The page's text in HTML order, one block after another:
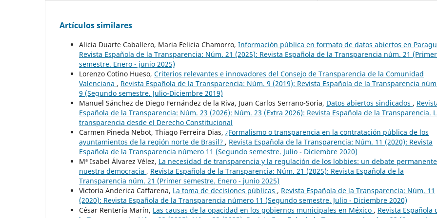
Artículos similares
Alicia Duarte Caballero, Maria Felicia Chamorro, Información pública en formato de datos abiertos en
Revista Española de la Transparencia: Núm. 21 (2025): Revista Española de la Transparencia núm. 21 (Primer
semestre. Enero - junio 2025)
Lorenzo Cotino Hueso, Criterios relevantes e innovadores del Consejo de Transparencia de la Comunidad
Valenciana , Revista Española de la Transparencia: Núm. 9 (2019): Revista Española de la Transparencia
9 (Segundo semestre. Julio-Diciembre 2019)
Manuel Sánchez de Diego Fernández de la Riva, Juan Carlos Serrano-Soria, Datos abiertos sindicados ,
Española de la Transparencia: Núm. 23 (2026): Núm. 23 (Extra 2026): Revista Española de la Transparencia.
transparencia desde el Derecho Constitucional
Carmen Pineda Nebot, Thiago Ferreira Dias, ¿Formalismo o transparencia en la contratación pública de los
ayuntamientos de la región norte de Brasil? , Revista Española de la Transparencia: Núm. 11 (2020): Revista
Española de la Transparencia número 11 (Segundo semestre. Julio - Diciembre 2020)
Mª Isabel Álvarez Vélez, La necesidad de transparencia y la regulación de los lobbies: un debate
nuestra democracia , Revista Española de la Transparencia: Núm. 21 (2025): Revista Española de la
Transparencia núm. 21 (Primer semestre. Enero - junio 2025)
Victoria Anderica Caffarena, La toma de decisiones públicas , Revista Española de la Transparencia: Núm. 11
(2020): Revista Española de la Transparencia número 11 (Segundo semestre. Julio - Diciembre 2020)
César Rentería Marín, Las causas de la opacidad en los gobiernos municipales en México , Revista Española